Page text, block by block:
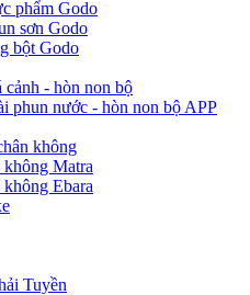
phẩm Godo
sơn Godo
bột Godo
- hòn non bộ
phun nước - hòn non bộ APP
không
Matra
Ebara
Tuyền